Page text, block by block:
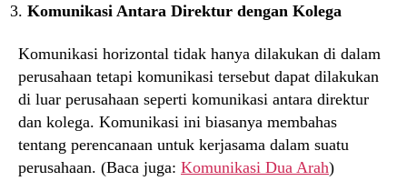
Komunikasi Antara Direktur dengan Kolega
Komunikasi horizontal tidak hanya dilakukan di dalam
perusahaan tetapi komunikasi tersebut dapat dilakukan
di luar perusahaan seperti komunikasi antara direktur
dan kolega. Komunikasi ini biasanya membahas
tentang perencanaan untuk kerjasama dalam suatu
perusahaan. (Baca juga: Komunikasi Dua Arah)